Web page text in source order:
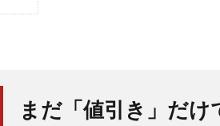
まだ「値引き」だ